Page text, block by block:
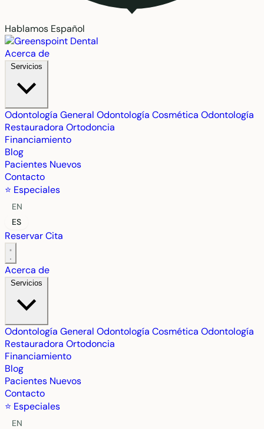
Hablamos Español
Acerca de
Servicios
Odontología General Odontología Cosmética Odontología
Restauradora Ortodoncia
Financiamiento
Blog
Pacientes Nuevos
Contacto
⭐ Especiales
EN
ES
Reservar Cita
Acerca de
Servicios
Odontología General Odontología Cosmética Odontología
Restauradora Ortodoncia
Financiamiento
Blog
Pacientes Nuevos
Contacto
⭐ Especiales
EN